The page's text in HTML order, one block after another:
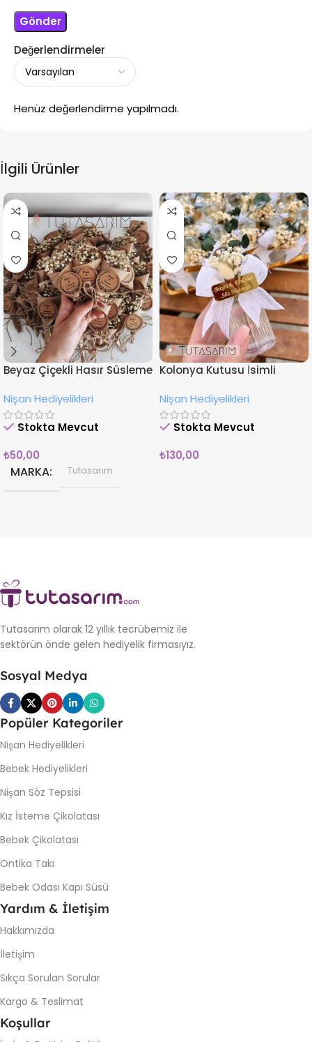
Değerlendirmeler
Henüz değerlendirme yapılmadı.
İlgili Ürünler
Beyaz Çiçekli Hasır Süsleme
Magnet
Nişan Hediyelikleri
Stokta Mevcut
₺50,00
MARKA Tutasarım
Kolonya Kutusu İsimli
Nişan Hediyelikleri
Stokta Mevcut
₺130,00
Tutasarım olarak 12 yıllık tecrübemiz ile
sektörün önde gelen hediyelik firmasıyız.
Sosyal Medya
Popüler Kategoriler
Nişan Hediyelikleri
Bebek Hediyelikleri
Nişan Söz Tepsisi
Kız İsteme Çikolatası
Bebek Çikolatası
Ontika Takı
Bebek Odası Kapı Süsü
Yardım & İletişim
Hakkımızda
İletişim
Sıkça Sorulan Sorular
Kargo & Teslimat
Koşullar